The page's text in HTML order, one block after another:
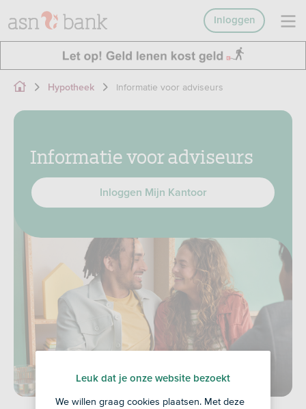
Inloggen
Hypotheek Informatie voor adviseurs
Informatie voor adviseurs
Inloggen Mijn Kantoor
Leuk dat je onze website bezoekt
We willen graag cookies plaatsen. Met deze